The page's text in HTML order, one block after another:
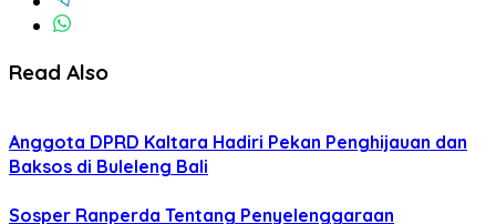
Read Also
Anggota DPRD Kaltara Hadiri Pekan Penghijauan dan
Baksos di Buleleng Bali
Sosper Ranperda Tentang Penyelenggaraan